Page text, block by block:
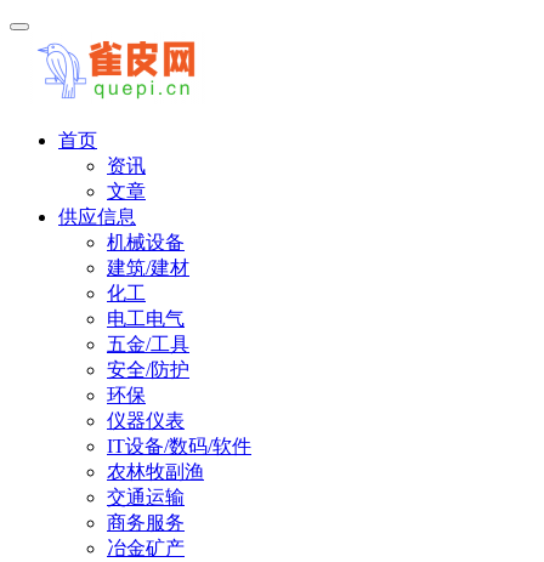
首页
资讯
文章
供应信息
机械设备
建筑/建材
化工
电工电气
五金/工具
安全/防护
环保
仪器仪表
IT设备/数码/软件
农林牧副渔
交通运输
商务服务
冶金矿产